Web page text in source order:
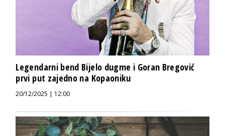
Legendarni bend Bijelo dugme i Goran Bregović
prvi put zajedno na Kopaoniku
20/12/2025 | 12:00